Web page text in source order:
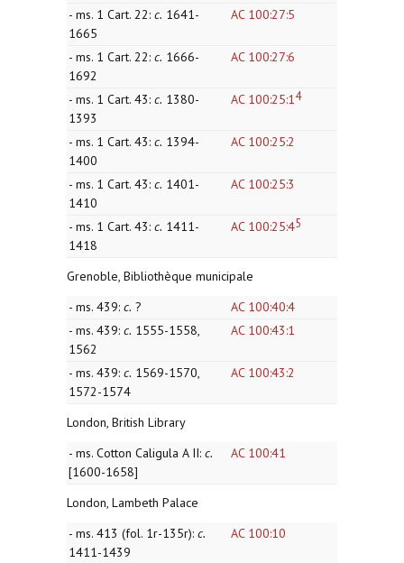
- ms. 1 Cart. 22: c. 1641-
1665
AC 100:27:5
- ms. 1 Cart. 22: c. 1666-
1692
AC 100:27:6
- ms. 1 Cart. 43: c. 1380-
1393
AC 100:25:14
- ms. 1 Cart. 43: c. 1394-
1400
AC 100:25:2
- ms. 1 Cart. 43: c. 1401-
1410
AC 100:25:3
- ms. 1 Cart. 43: c. 1411-
1418
AC 100:25:45
Grenoble, Bibliothèque municipale
- ms. 439: c. ?
AC 100:40:4
- ms. 439: c. 1555-1558,
1562
AC 100:43:1
- ms. 439: c. 1569-1570,
1572-1574
AC 100:43:2
London, British Library
- ms. Cotton Caligula A II: c.
[1600-1658]
AC 100:41
London, Lambeth Palace
- ms. 413 (fol. 1r-135r): c.
1411-1439
AC 100:10